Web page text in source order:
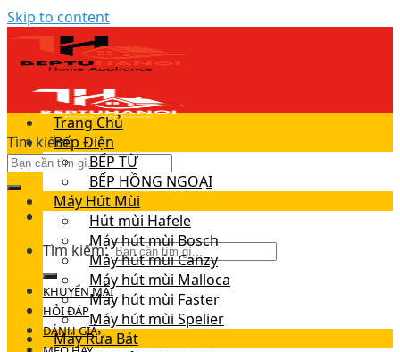
Skip to content
Tìm kiếm:
Tìm kiếm:
KHUYẾN MÃI
HỎI ĐÁP
ĐÁNH GIÁ
Trang Chủ
Bếp Điện
BẾP TỪ
BẾP HỒNG NGOẠI
Máy Hút Mùi
Hút mùi Hafele
Máy hút mùi Bosch
Máy hút mùi Canzy
Máy hút mùi Malloca
Máy hút mùi Faster
Máy hút mùi Spelier
Máy Rửa Bát